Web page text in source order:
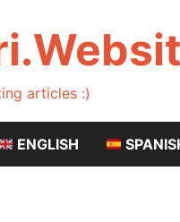
articles :)
ENGLISH